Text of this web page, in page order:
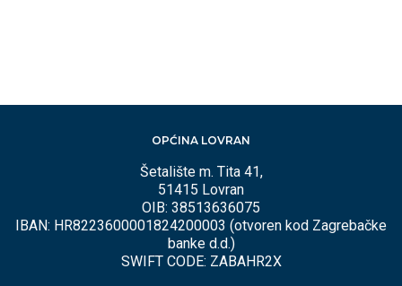
OPĆINA LOVRAN
Šetalište m. Tita 41,
51415 Lovran
OIB: 38513636075
IBAN: HR8223600001824200003 (otvoren kod Zagrebačke
banke d.d.)
SWIFT CODE: ZABAHR2X